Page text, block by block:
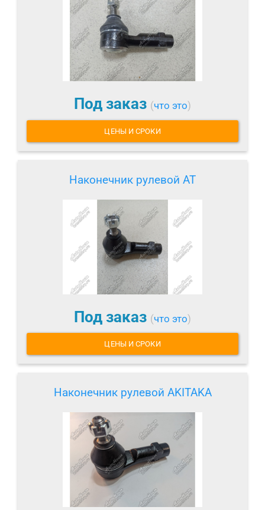
Под заказ (что это)
ЦЕНЫ И СРОКИ
Наконечник рулевой AT
Под заказ (что это)
ЦЕНЫ И СРОКИ
Наконечник рулевой AKITAKA